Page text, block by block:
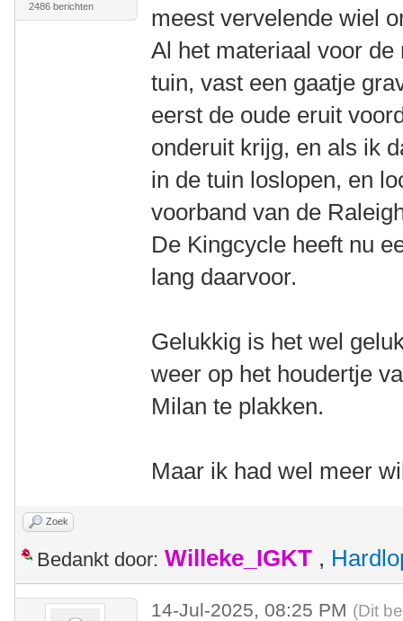
2486 berichten
meest vervelende wiel
Al het materiaal voor
tuin, vast een gaatje
eerst de oude eruit
onderuit krijg, en als ik
in de tuin loslopen, en
voorband van de
De Kingcycle heeft nu
lang daarvoor.
Gelukkig is het wel
weer op het houdertje
Milan te plakken.
Maar ik had wel meer
Zoek
Bedankt door: Willeke_IGKT ,
14-Jul-2025, 08:25 PM (Dit